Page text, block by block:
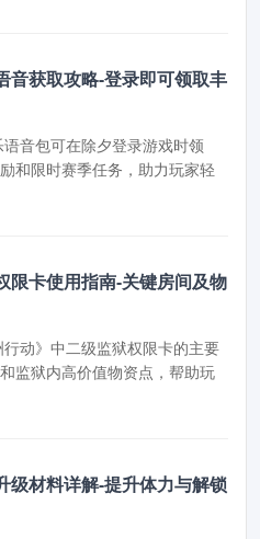
音获取攻略-登录即可领取丰
音包可在除夕登录游戏时领
和限时赛季任务，助力玩家轻
限卡使用指南-关键房间及物
动》中二级监狱权限卡的主要
监狱内高价值物资点，帮助玩
级材料详解-提升体力与解锁